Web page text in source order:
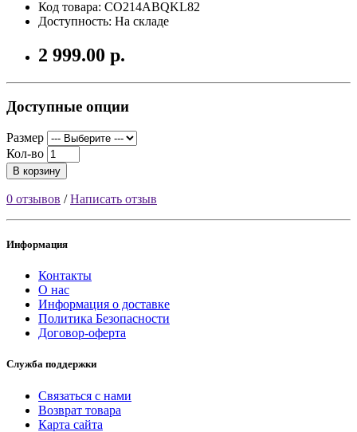
Код товара: CO214ABQKL82
Доступность: На складе
2 999.00 р.
Доступные опции
Размер
Кол-во
В корзину
0 отзывов /Написать отзыв
Информация
Контакты
О нас
Информация о доставке
Политика Безопасности
Договор-оферта
Служба поддержки
Связаться с нами
Возврат товара
Карта сайта